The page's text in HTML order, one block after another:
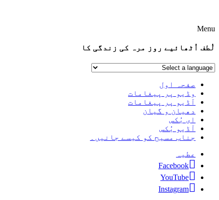
Menu
لُطف اُٹھائیے روز مرہ کی زندگی کا
صفحہ اول
وڈیو پر پیغامات
آڈیو پر پیغامات
دھیان و گیان
ای بُکس
آڈیو بُکس
جناب مسیح کو کیسے جانیں۔
عطیہ
Facebook
YouTube
Instagram